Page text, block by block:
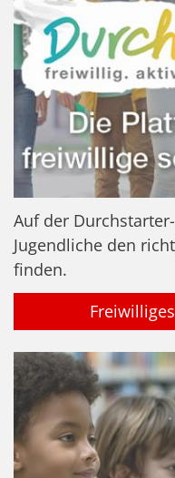
Auf der
Jugendliche den
finden.